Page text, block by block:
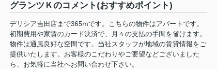
グランツＫのコメント(おすすめポイント)
デリシア吉田店まで365mです。こちらの物件はアパートです。
初期費用や家賃のカード決済で、月々の支払の手間を省けます。
物件は通風良好な空間です。当社スタッフが地域の賃貸情報をご
提供いたします。お客様のこだわりやご要望などございました
ら、お気軽に当社へお問い合わせ下さい。